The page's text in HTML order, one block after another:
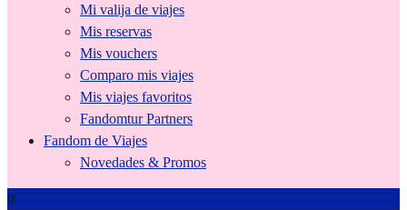
Mi valija de viajes
Mis reservas
Mis vouchers
Comparo mis viajes
Mis viajes favoritos
Fandomtur Partners
Fandom de Viajes
Novedades & Promos
0